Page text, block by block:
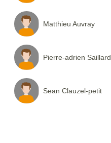
Matthieu Auvray
Pierre-adrien Saillard
Sean Clauzel-petit